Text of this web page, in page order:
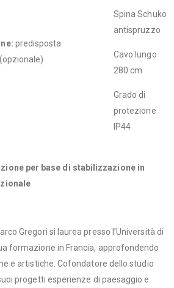
predisposta
Spina Schuko
antispruzzo
Cavo lungo
280 cm
Grado di
protezione
IP44
per base di stabilizzazione in
Gregori si laurea presso l’Università di
formazione in Francia, approfondendo
e artistiche. Cofondatore dello studio
progetti esperienze di paesaggio e